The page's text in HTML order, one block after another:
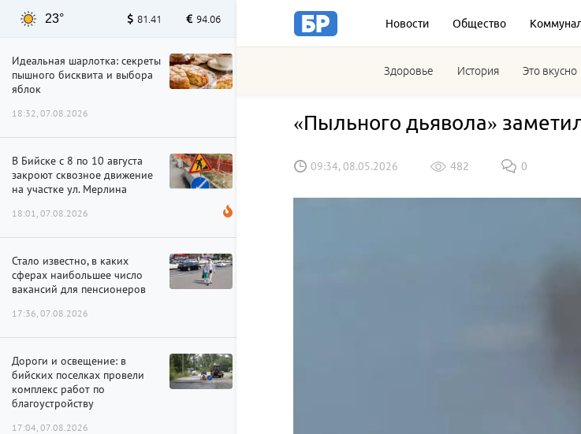
Новости Общество
Здоровье История Это вкусно
23° 81.41 94.06
Идеальная шарлотка: секреты
пышного бисквита и выбора
яблок
18:32, 07.08.2026
В Бийске с 8 по 10 августа
закроют сквозное движение
на участке ул. Мерлина
18:01, 07.08.2026
Стало известно, в каких
сферах наибольшее число
вакансий для пенсионеров
17:36, 07.08.2026
Дороги и освещение: в
бийских поселках провели
комплекс работ по
благоустройству
17:04, 07.08.2026
«Пыльного дьявола»
09:34, 08.05.2026 482 0